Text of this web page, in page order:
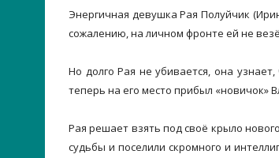
Энергичная девушка Рая Полуйчик
сожалению, на личном фронте ей не
Но долго Рая не убивается, она
теперь на его место прибыл «новичок»
Рая решает взять под своё крыло
судьбы и поселили скромного и